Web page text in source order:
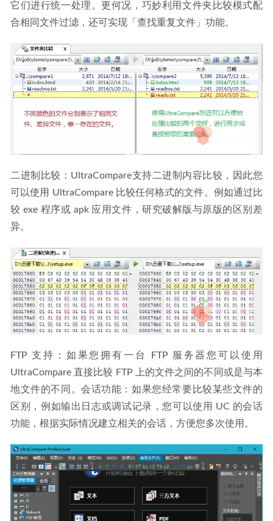
它们进行统一处理。更何况，巧妙利用文件夹比较模式配
合相同文件过滤，还可实现「查找重复文件」功能。
二进制比较：UltraCompare支持二进制内容比较，因此您
可以使用 UltraCompare 比较任何格式的文件。例如通过比
较 exe 程序或 apk 应用文件，研究破解版与原版的区别差
异。
FTP 支持：如果您拥有一台 FTP 服务器您可以使用
UltraCompare 直接比较 FTP 上的文件之间的不同或是与本
地文件的不同。会话功能：如果您经常要比较某些文件的
区别，例如输出日志或调试记录，您可以使用 UC 的会话
功能，根据实际情况建立相关的会话，方便您多次使用。